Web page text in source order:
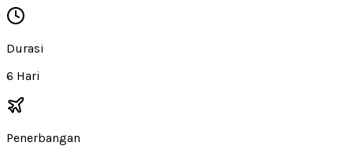
Durasi
6 Hari
Penerbangan